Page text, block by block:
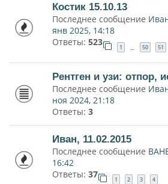
Костик 15.10.13
Последнее сообщение
янв 2025, 14:18
Ответы: 523 1 … 50 51
Рентген и узи: отпор,
Последнее сообщение
ноя 2024, 21:18
Ответы: 3
Иван, 11.02.2015
Последнее сообщение
16:42
Ответы: 37 1 2 3 4